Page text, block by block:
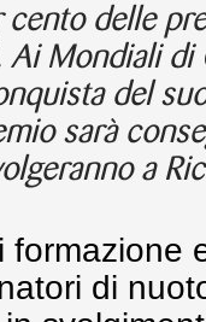
delle
Mondiali di
del
sarà
a
formazione
di